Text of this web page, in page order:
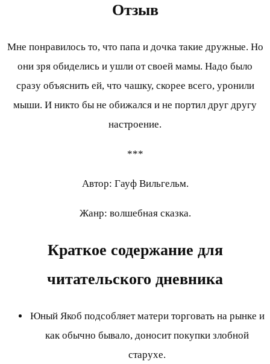
Отзыв
Мне понравилось то, что папа и дочка такие дружные. Но
они зря обиделись и ушли от своей мамы. Надо было
сразу объяснить ей, что чашку, скорее всего, уронили
мыши. И никто бы не обижался и не портил друг другу
настроение.
***
Автор: Гауф Вильгельм.
Жанр: волшебная сказка.
Краткое содержание для
читательского дневника
Юный Якоб подсобляет матери торговать на рынке и
как обычно бывало, доносит покупки злобной
старухе.